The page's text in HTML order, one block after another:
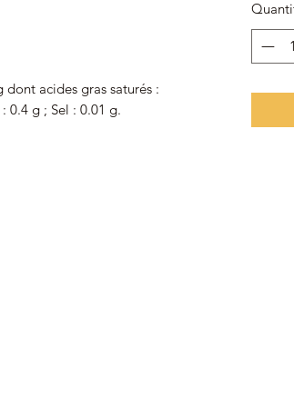
dont acides gras saturés :
0.4 g ; Sel : 0.01 g.